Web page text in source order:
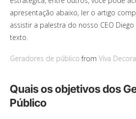
apresentação abaixo, ler o artigo
assistir a palestra do nosso CEO
texto.
Geradores de público from Viva Decora
Quais os objetivos dos
Público